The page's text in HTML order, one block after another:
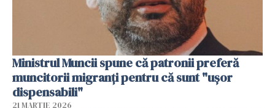
Ministrul Muncii spune că patronii preferă
muncitorii migranți pentru că sunt "uşor
dispensabili"
21 MARTIE 2026